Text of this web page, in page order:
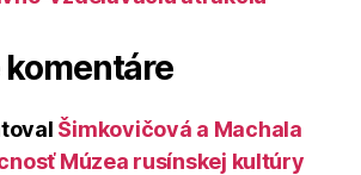
komentáre
Šimkovičová a Machala
Múzea rusínskej kultúry